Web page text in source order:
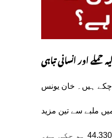
حملے اور انسانی تباہی
نتیجے میں مزید 48 فلسطینی شہید ہو چکے ہیں۔ خان یونس
ملبے سے تین مزید